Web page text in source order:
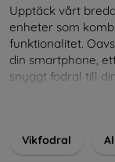
Upptäck vårt
enheter som
funktionalitet.
din smartphone,
snyggt fodral till
stötar, samtidigt
Vikfodral